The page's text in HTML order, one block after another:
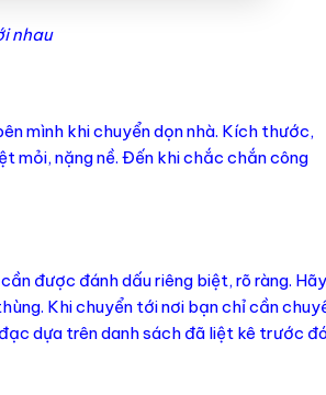
nhau
mình khi chuyển dọn nhà. Kích thước,
mỏi, nặng nề. Đến khi chắc chắn công
được đánh dấu riêng biệt, rõ ràng. Hãy
Khi chuyển tới nơi bạn chỉ cần
dựa trên danh sách đã liệt kê trước